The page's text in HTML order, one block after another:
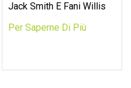
Jack Smith E Fani Willis
Per Saperne Di Più